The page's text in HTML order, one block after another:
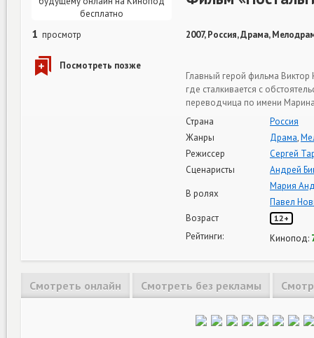
1 просмотр 2007, Россия, Драма,
Главный герой фильма
где сталкивается с
переводчица по имени
Страна
Россия
Жанры
Драма,
Режиссер
Сергей
Сценаристы
Андрей
В ролях
Мария
Павел
Возраст
12+
Рейтинги: Кинопод:
Смотреть онлайн Смотреть без рекламы